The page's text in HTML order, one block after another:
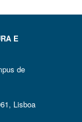
E
de
Lisboa